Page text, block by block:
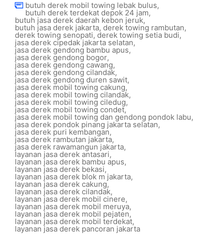
butuh derek mobil towing lebak bulus,
butuh derek terdekat depok 24 jam,
butuh jasa derek daerah kebon jeruk,
butuh jasa derek jakarta, derek towing rambutan,
derek towing senopati, derek towing setia budi,
jasa derek cipedak jakarta selatan,
jasa derek gendong bambu apus,
jasa derek gendong bogor,
jasa derek gendong cawang,
jasa derek gendong cilandak,
jasa derek gendong duren sawit,
jasa derek mobil towing cakung,
jasa derek mobil towing cilandak,
jasa derek mobil towing ciledug,
jasa derek mobil towing condet,
jasa derek mobil towing dan gendong pondok labu,
jasa derek pondok pinang jakarta selatan,
jasa derek puri kembangan,
jasa derek rambutan jakarta,
jasa derek rawamangun jakarta,
layanan jasa derek antasari,
layanan jasa derek bambu apus,
layanan jasa derek bekasi,
layanan jasa derek blok m jakarta,
layanan jasa derek cakung,
layanan jasa derek cilandak,
layanan jasa derek mobil cinere,
layanan jasa derek mobil meruya,
layanan jasa derek mobil pejaten,
layanan jasa derek mobil terdekat,
layanan jasa derek pancoran jakarta